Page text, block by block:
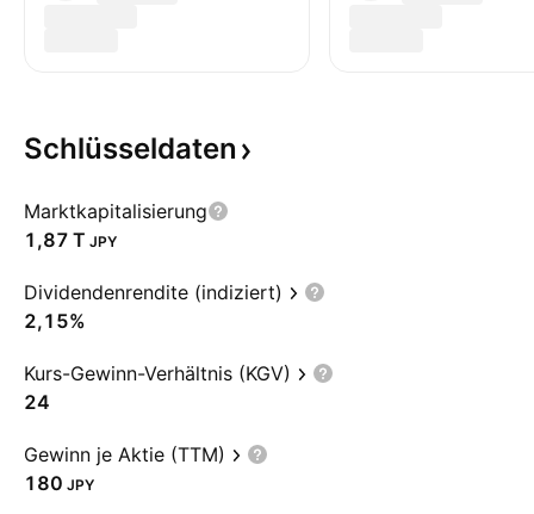
Schlüsseldaten
Marktkapitalisierung
‪1,87 T‬ JPY
Dividendenrendite (indiziert)
2,15%
Kurs-Gewinn-Verhältnis (KGV)
24
Gewinn je Aktie (TTM)
180 JPY